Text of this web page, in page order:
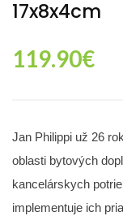
17x8x4cm
119.90€
Jan Philippi už 26
oblasti bytových
kancelárskych
implementuje ich